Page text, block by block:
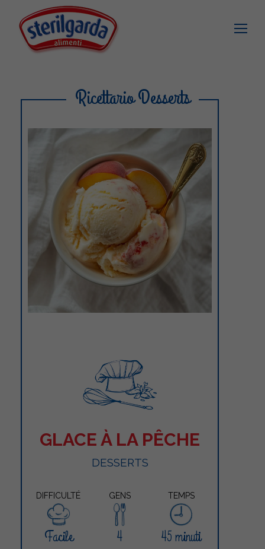
Ricettario Desserts
GLACE À LA PÊCHE
DESSERTS
DIFFICULTÉ GENS TEMPS
Facile 4 45 minuti